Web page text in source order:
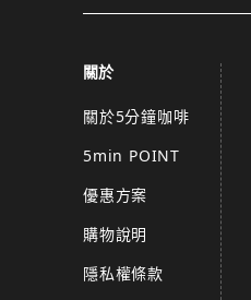
關於
關於5分鐘咖啡
5min POINT
優惠方案
購物說明
隱私權條款